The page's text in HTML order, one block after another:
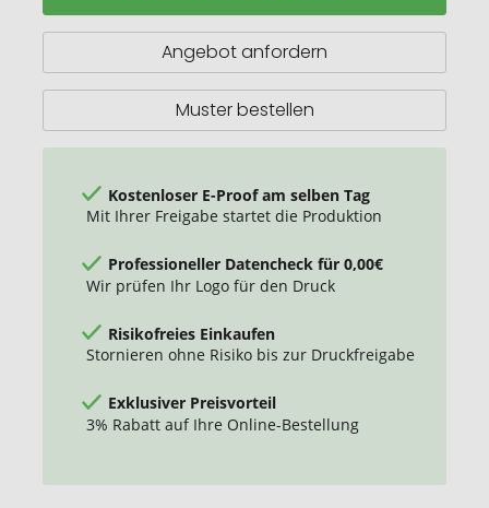
Angebot anfordern
Muster bestellen
Kostenloser E-Proof am selben Tag
Mit Ihrer Freigabe startet die Produktion
Professioneller Datencheck für 0,00€
Wir prüfen Ihr Logo für den Druck
Risikofreies Einkaufen
Stornieren ohne Risiko bis zur Druckfreigabe
Exklusiver Preisvorteil
3% Rabatt auf Ihre Online-Bestellung